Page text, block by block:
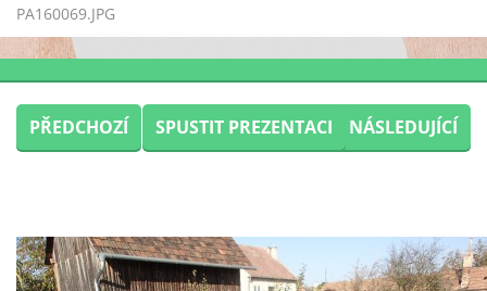
PA160069.JPG
PŘEDCHOZÍ SPUSTIT PREZENTACI NÁSLEDUJÍCÍ